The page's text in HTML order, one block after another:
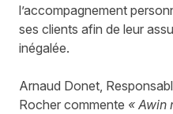
l’accompagnement
ses clients afin de leur
inégalée.
Arnaud Donet,
Rocher commente « Awin